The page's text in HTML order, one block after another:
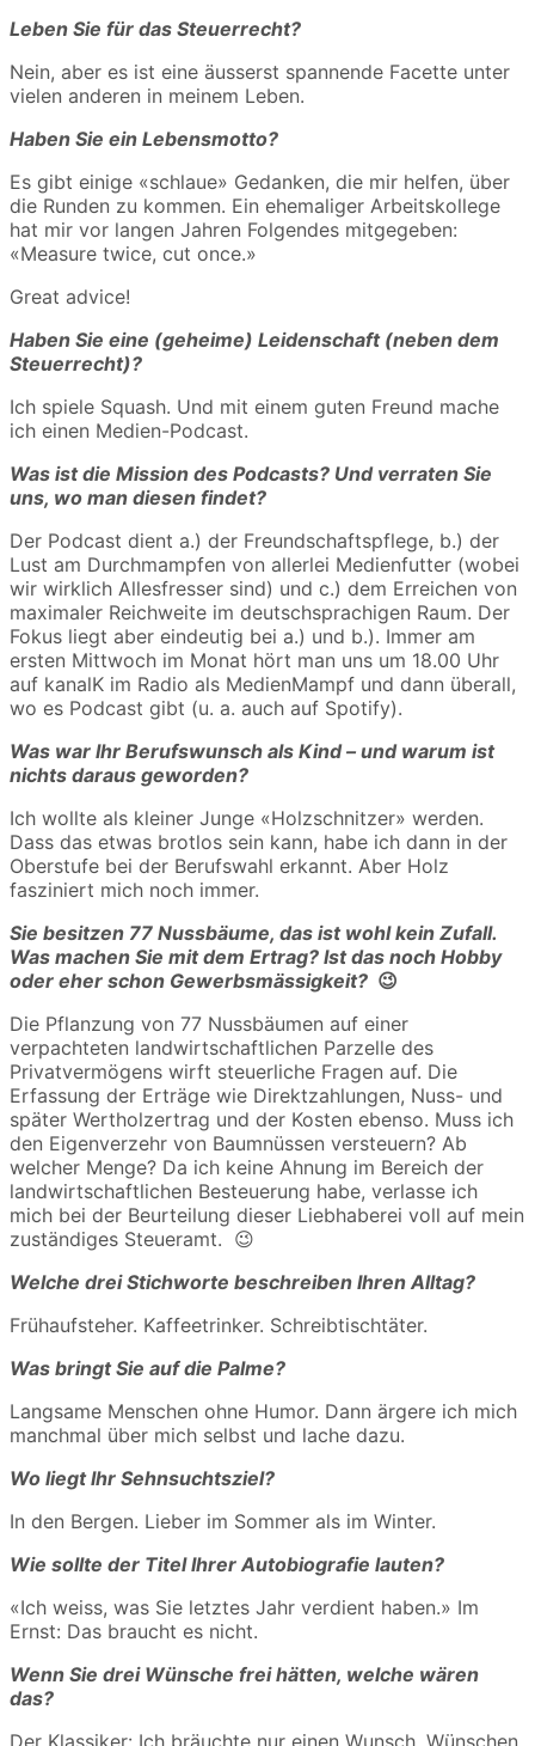
Leben Sie für das Steuerrecht?
Nein, aber es ist eine äusserst spannende Facette unter
vielen anderen in meinem Leben.
Haben Sie ein Lebensmotto?
Es gibt einige «schlaue» Gedanken, die mir helfen, über
die Runden zu kommen. Ein ehemaliger Arbeitskollege
hat mir vor langen Jahren Folgendes mitgegeben:
«Measure twice, cut once.»
Great advice!
Haben Sie eine (geheime) Leidenschaft (neben dem
Steuerrecht)?
Ich spiele Squash. Und mit einem guten Freund mache
ich einen Medien-Podcast.
Was ist die Mission des Podcasts? Und verraten Sie
uns, wo man diesen findet?
Der Podcast dient a.) der Freundschaftspflege, b.) der
Lust am Durchmampfen von allerlei Medienfutter (wobei
wir wirklich Allesfresser sind) und c.) dem Erreichen von
maximaler Reichweite im deutschsprachigen Raum. Der
Fokus liegt aber eindeutig bei a.) und b.). Immer am
ersten Mittwoch im Monat hört man uns um 18.00 Uhr
auf kanalK im Radio als MedienMampf und dann überall,
wo es Podcast gibt (u. a. auch auf Spotify).
Was war Ihr Berufswunsch als Kind – und warum ist
nichts daraus geworden?
Ich wollte als kleiner Junge «Holzschnitzer» werden.
Dass das etwas brotlos sein kann, habe ich dann in der
Oberstufe bei der Berufswahl erkannt. Aber Holz
fasziniert mich noch immer.
Sie besitzen 77 Nussbäume, das ist wohl kein Zufall.
Was machen Sie mit dem Ertrag? Ist das noch Hobby
oder eher schon Gewerbsmässigkeit? 😉
Die Pflanzung von 77 Nussbäumen auf einer
verpachteten landwirtschaftlichen Parzelle des
Privatvermögens wirft steuerliche Fragen auf. Die
Erfassung der Erträge wie Direktzahlungen, Nuss- und
später Wertholzertrag und der Kosten ebenso. Muss ich
den Eigenverzehr von Baumnüssen versteuern? Ab
welcher Menge? Da ich keine Ahnung im Bereich der
landwirtschaftlichen Besteuerung habe, verlasse ich
mich bei der Beurteilung dieser Liebhaberei voll auf mein
zuständiges Steueramt. 😉
Welche drei Stichworte beschreiben Ihren Alltag?
Frühaufsteher. Kaffeetrinker. Schreibtischtäter.
Was bringt Sie auf die Palme?
Langsame Menschen ohne Humor. Dann ärgere ich mich
manchmal über mich selbst und lache dazu.
Wo liegt Ihr Sehnsuchtsziel?
In den Bergen. Lieber im Sommer als im Winter.
Wie sollte der Titel Ihrer Autobiografie lauten?
«Ich weiss, was Sie letztes Jahr verdient haben.» Im
Ernst: Das braucht es nicht.
Wenn Sie drei Wünsche frei hätten, welche wären
das?